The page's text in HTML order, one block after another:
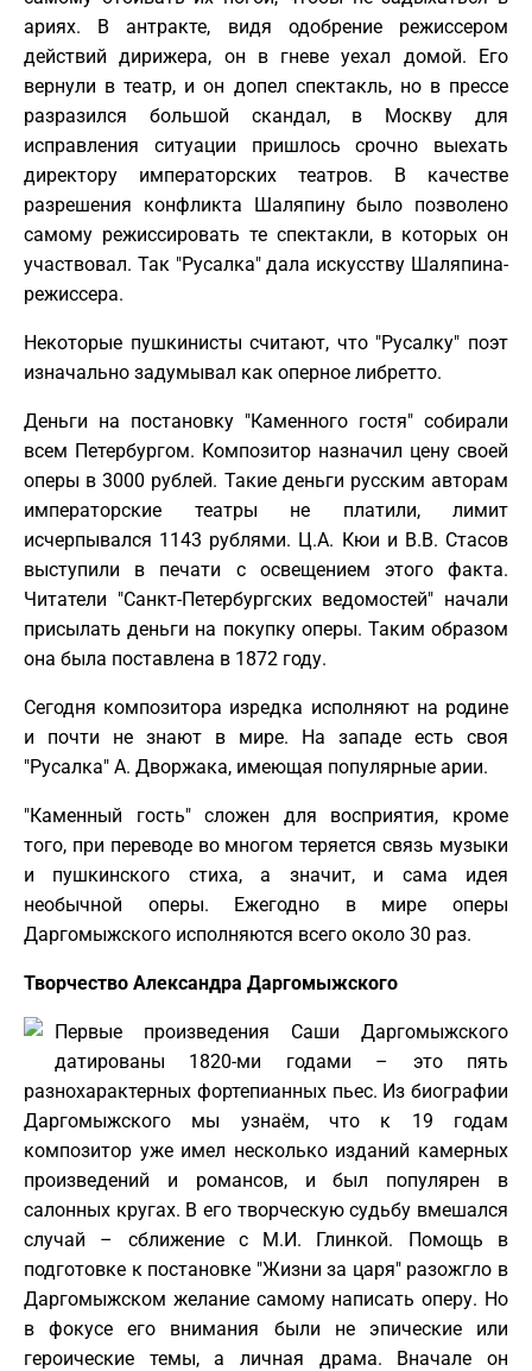
ариях. В антракте, видя одобрение режиссером
действий дирижера, он в гневе уехал домой. Его
вернули в театр, и он допел спектакль, но в прессе
разразился большой скандал, в Москву для
исправления ситуации пришлось срочно выехать
директору императорских театров. В качестве
разрешения конфликта Шаляпину было позволено
самому режиссировать те спектакли, в которых он
участвовал. Так "Русалка" дала искусству Шаляпина-
режиссера.
Некоторые пушкинисты считают, что "Русалку" поэт
изначально задумывал как оперное либретто.
Деньги на постановку "Каменного гостя" собирали
всем Петербургом. Композитор назначил цену своей
оперы в 3000 рублей. Такие деньги русским авторам
императорские театры не платили, лимит
исчерпывался 1143 рублями. Ц.А. Кюи и В.В. Стасов
выступили в печати с освещением этого факта.
Читатели "Санкт-Петербургских ведомостей" начали
присылать деньги на покупку оперы. Таким образом
она была поставлена в 1872 году.
Сегодня композитора изредка исполняют на родине
и почти не знают в мире. На западе есть своя
"Русалка" А. Дворжака, имеющая популярные арии.
"Каменный гость" сложен для восприятия, кроме
того, при переводе во многом теряется связь музыки
и пушкинского стиха, а значит, и сама идея
необычной оперы. Ежегодно в мире оперы
Даргомыжского исполняются всего около 30 раз.
Творчество Александра Даргомыжского
Первые произведения Саши Даргомыжского
датированы 1820-ми годами – это пять
разнохарактерных фортепианных пьес. Из биографии
Даргомыжского мы узнаём, что к 19 годам
композитор уже имел несколько изданий камерных
произведений и романсов, и был популярен в
салонных кругах. В его творческую судьбу вмешался
случай – сближение с М.И. Глинкой. Помощь в
подготовке к постановке "Жизни за царя" разожгло в
Даргомыжском желание самому написать оперу. Но
в фокусе его внимания были не эпические или
героические темы, а личная драма. Вначале он